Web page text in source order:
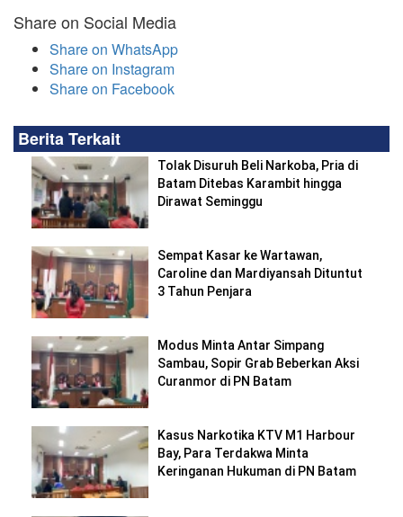
Share on Social Media
Share on WhatsApp
Share on Instagram
Share on Facebook
Berita Terkait
Tolak Disuruh Beli Narkoba, Pria di
Batam Ditebas Karambit hingga
Dirawat Seminggu
Sempat Kasar ke Wartawan,
Caroline dan Mardiyansah Dituntut
3 Tahun Penjara
Modus Minta Antar Simpang
Sambau, Sopir Grab Beberkan Aksi
Curanmor di PN Batam
Kasus Narkotika KTV M1 Harbour
Bay, Para Terdakwa Minta
Keringanan Hukuman di PN Batam